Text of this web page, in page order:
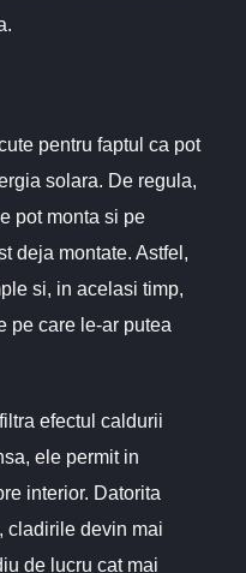
pentru faptul ca pot
solara. De regula,
pot monta si pe
deja montate. Astfel,
si, in acelasi timp,
pe care le-ar putea
efectul caldurii
ele permit in
interior. Datorita
cladirile devin mai
de lucru cat mai